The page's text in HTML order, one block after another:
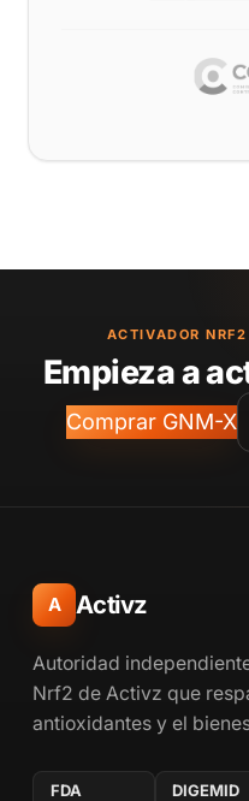
ACTIVADOR
Empieza a
Comprar GNM-X
A Activz
Autoridad
Nrf2 de Activz que
antioxidantes y el
FDA DIGEMID